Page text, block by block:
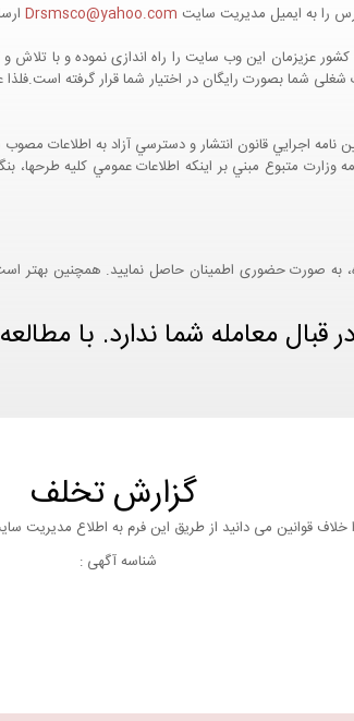
را به ایمیل مدیریت سایت Drsmsco@yahoo.com
بصورت رایگان در اختیار شما قرار گرفته است.فلذا
18/05/1394 معاونت محترم طرح و برنامه وزارت متبوع مبني بر اينکه
به صورت حضوری اطمینان حاصل نمایید. همچنین بهتر
معامله شما ندارد. با
گزارش تخلف
قوانین می دانید از طریق این فرم به اطلاع مدیریت
شناسه آگهی :